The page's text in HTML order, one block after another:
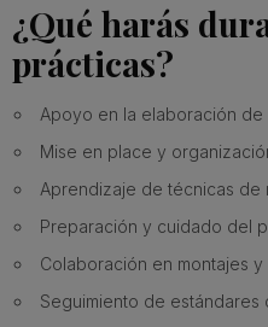
¿Qué harás
prácticas?
Apoyo en la elaboración
Mise en place y
Aprendizaje de técnicas de
Preparación y cuidado del
Colaboración en montajes y
Seguimiento de estándares